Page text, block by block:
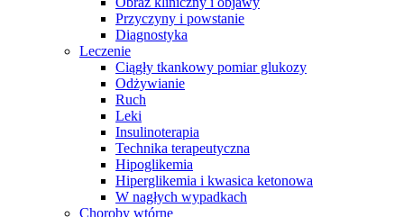
Przyczyny i powstanie
Diagnostyka
Leczenie
Ciągły tkankowy pomiar glukozy
Odżywianie
Ruch
Leki
Insulinoterapia
Technika terapeutyczna
Hipoglikemia
Hiperglikemia i kwasica ketonowa
W nagłych wypadkach
Choroby wtórne